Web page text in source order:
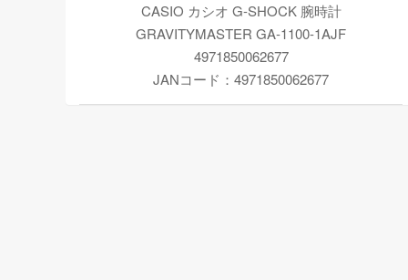
CASIO カシオ G-SHOCK 腕時計
GRAVITYMASTER GA-1100-1AJF
4971850062677
JANコード：4971850062677